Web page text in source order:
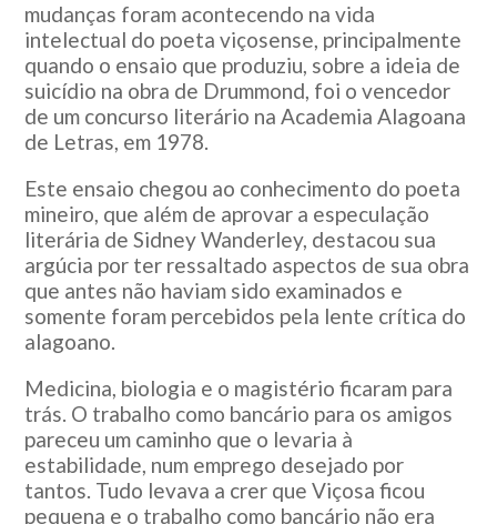
mudanças foram acontecendo na vida
intelectual do poeta viçosense, principalmente
quando o ensaio que produziu, sobre a ideia de
suicídio na obra de Drummond, foi o vencedor
de um concurso literário na Academia Alagoana
de Letras, em 1978.
Este ensaio chegou ao conhecimento do poeta
mineiro, que além de aprovar a especulação
literária de Sidney Wanderley, destacou sua
argúcia por ter ressaltado aspectos de sua obra
que antes não haviam sido examinados e
somente foram percebidos pela lente crítica do
alagoano.
Medicina, biologia e o magistério ficaram para
trás. O trabalho como bancário para os amigos
pareceu um caminho que o levaria à
estabilidade, num emprego desejado por
tantos. Tudo levava a crer que Viçosa ficou
pequena e o trabalho como bancário não era